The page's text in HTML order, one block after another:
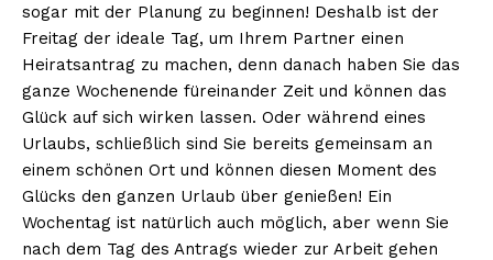
sogar mit der Planung zu beginnen! Deshalb ist der
Freitag der ideale Tag, um Ihrem Partner einen
Heiratsantrag zu machen, denn danach haben Sie das
ganze Wochenende füreinander Zeit und können das
Glück auf sich wirken lassen. Oder während eines
Urlaubs, schließlich sind Sie bereits gemeinsam an
einem schönen Ort und können diesen Moment des
Glücks den ganzen Urlaub über genießen! Ein
Wochentag ist natürlich auch möglich, aber wenn Sie
nach dem Tag des Antrags wieder zur Arbeit gehen